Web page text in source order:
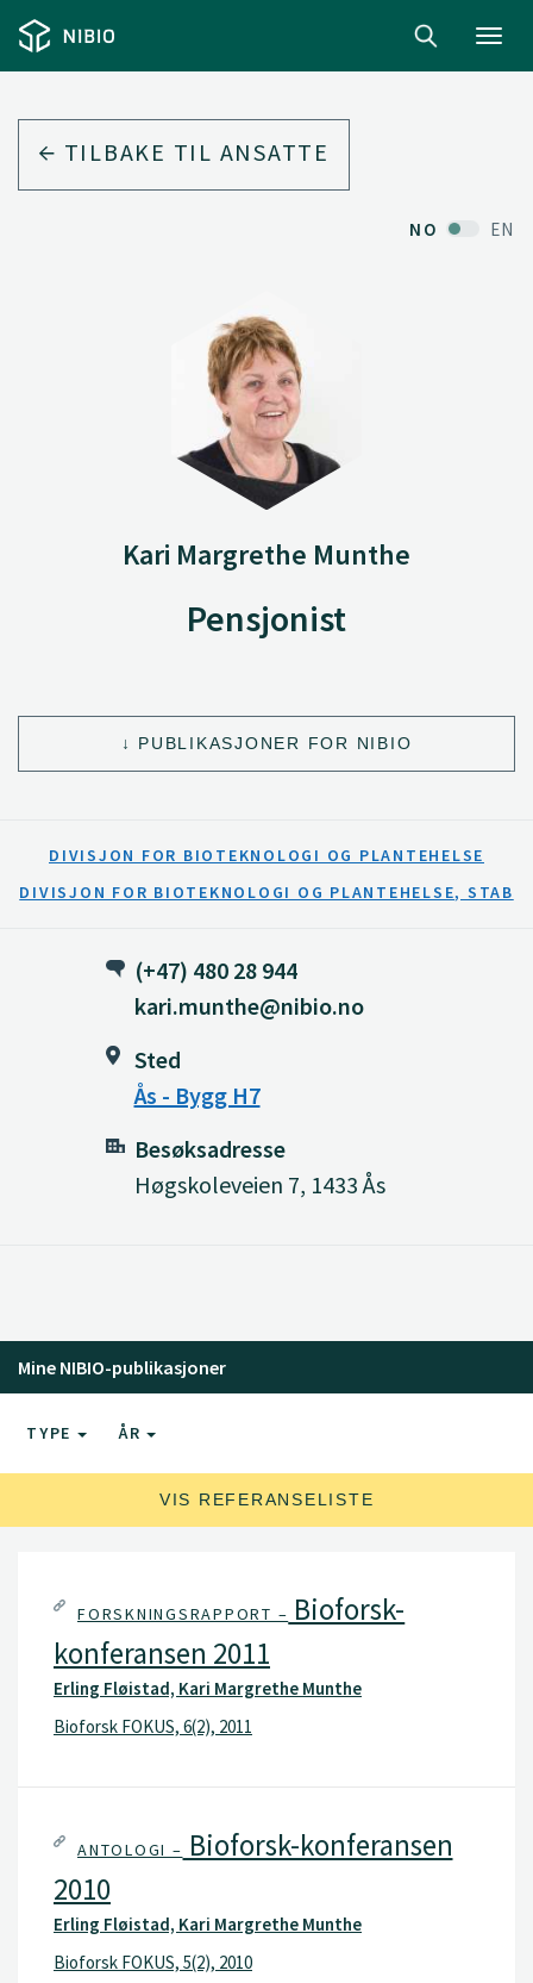
TILBAKE TIL ANSATTE
NO EN
Kari Margrethe Munthe
Pensjonist
PUBLIKASJONER FOR NIBIO
DIVISJON FOR BIOTEKNOLOGI OG PLANTEHELSE
DIVISJON FOR BIOTEKNOLOGI OG PLANTEHELSE, STAB
(+47) 480 28 944
kari.munthe@nibio.no
Sted
Ås - Bygg H7
Besøksadresse
Høgskoleveien 7, 1433 Ås
Mine NIBIO-publikasjoner
TYPE ÅR
VIS REFERANSELISTE
FORSKNINGSRAPPORT – Bioforsk-
konferansen 2011
Erling Fløistad, Kari Margrethe Munthe
Bioforsk FOKUS, 6(2), 2011
ANTOLOGI – Bioforsk-konferansen
2010
Erling Fløistad, Kari Margrethe Munthe
Bioforsk FOKUS, 5(2), 2010